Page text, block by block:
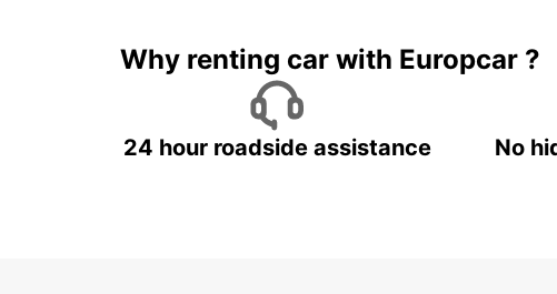
Why renting car with Europcar ?
24 hour roadside assistance No